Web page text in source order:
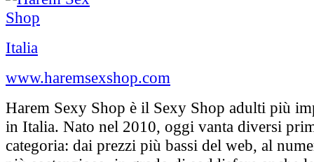
Italia
www.haremsexshop.com
Harem Sexy Shop è il Sexy Shop adulti più
in Italia. Nato nel 2010, oggi vanta diversi
categoria: dai prezzi più bassi del web, al